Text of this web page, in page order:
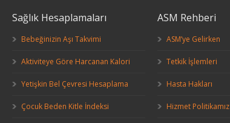
Sağlık Hesaplamaları
Bebeğinizin Aşı Takvimi
Aktiviteye Göre Harcanan Kalori
Yetişkin Bel Çevresi Hesaplama
Çocuk Beden Kitle İndeksi
ASM Rehberi
ASM’ye Gelirken
Tetkik İşlemleri
Hasta Hakları
Hizmet Politikamız